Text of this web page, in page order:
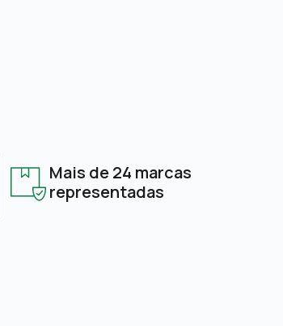
Mais de 24 marcas
representadas